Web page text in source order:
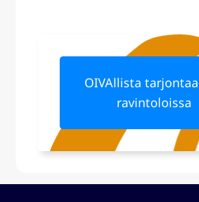
OIVAllista tarjontaa
ravintoloissa